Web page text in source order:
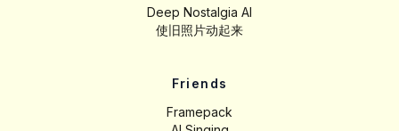
Deep Nostalgia AI
使旧照片动起来
Friends
Framepack